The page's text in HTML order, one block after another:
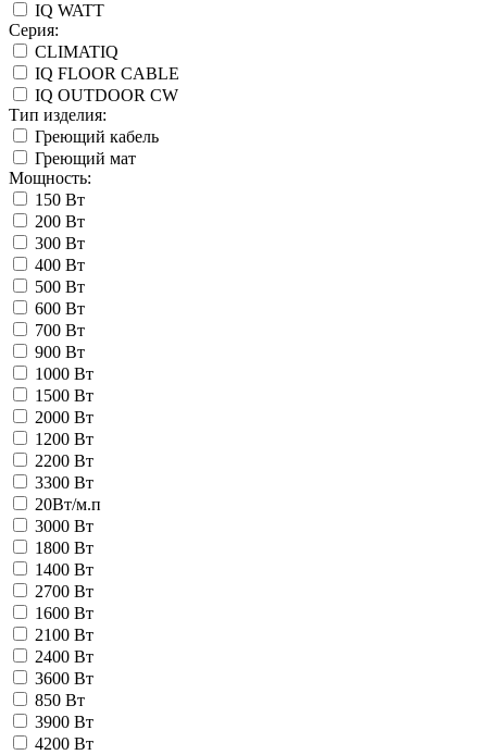
IQ WATT
Серия:
CLIMATIQ
IQ FLOOR CABLE
IQ OUTDOOR CW
Тип изделия:
Греющий кабель
Греющий мат
Мощность:
150 Вт
200 Вт
300 Вт
400 Вт
500 Вт
600 Вт
700 Вт
900 Вт
1000 Вт
1500 Вт
2000 Вт
1200 Вт
2200 Вт
3300 Вт
20Вт/м.п
3000 Вт
1800 Вт
1400 Вт
2700 Вт
1600 Вт
2100 Вт
2400 Вт
3600 Вт
850 Вт
3900 Вт
4200 Вт